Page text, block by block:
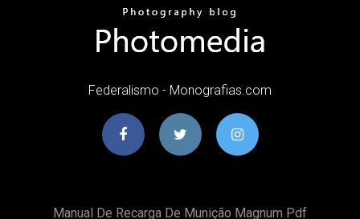
Federalismo - Monografias.com
Manual De Recarga De Munição Magnum Pdf